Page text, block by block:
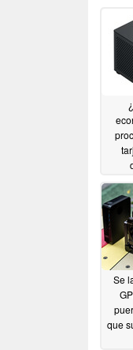
Se
que